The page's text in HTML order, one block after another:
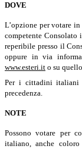
DOVE
L’opzione per votare
competente
reperibile presso il
oppure in via
www.esteri.it o su
Per i cittadini italiani
precedenza.
NOTE
Possono votare per
italiano, anche